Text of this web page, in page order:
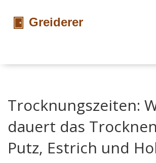
Trocknungszeiten:
dauert das
Putz, Estrich und